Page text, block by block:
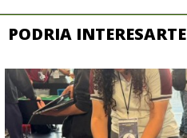
PODRIA INTERESARTE